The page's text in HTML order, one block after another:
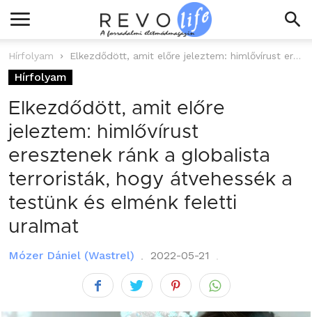
Hírfolyam Elkezdődött, amit előre jeleztem: himlővírust eresztenek ránk a globalista terroristák, hogy átvehessék...
Hírfolyam
Elkezdődött, amit előre
jeleztem: himlővírust
eresztenek ránk a globalista
terroristák, hogy átvehessék a
testünk és elménk feletti
uralmat
Mózer Dániel (Wastrel) 2022-05-21